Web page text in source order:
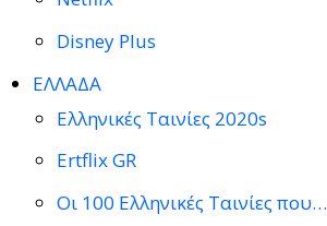
Disney Plus
ΕΛΛΑΔΑ
Ελληνικές Ταινίες 2020s
Ertflix GR
Οι 100 Ελληνικές Ταινίες που…